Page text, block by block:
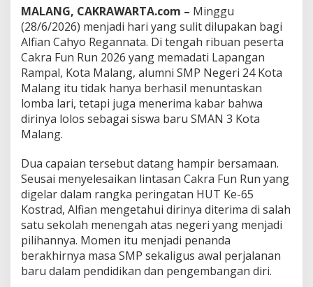
a
n
J
u
g
a
M
e
n
u
s
S
e
o
l
a
h
MALANG, CAKRAWARTA.com – Minggu
(28/6/2026) menjadi hari yang sulit dilupakan bagi
Alfian Cahyo Regannata. Di tengah ribuan peserta
Cakra Fun Run 2026 yang memadati Lapangan
Rampal, Kota Malang, alumni SMP Negeri 24 Kota
Malang itu tidak hanya berhasil menuntaskan
lomba lari, tetapi juga menerima kabar bahwa
dirinya lolos sebagai siswa baru SMAN 3 Kota
Malang.
Dua capaian tersebut datang hampir bersamaan.
Seusai menyelesaikan lintasan Cakra Fun Run yang
digelar dalam rangka peringatan HUT Ke-65
Kostrad, Alfian mengetahui dirinya diterima di salah
satu sekolah menengah atas negeri yang menjadi
pilihannya. Momen itu menjadi penanda
berakhirnya masa SMP sekaligus awal perjalanan
baru dalam pendidikan dan pengembangan diri.